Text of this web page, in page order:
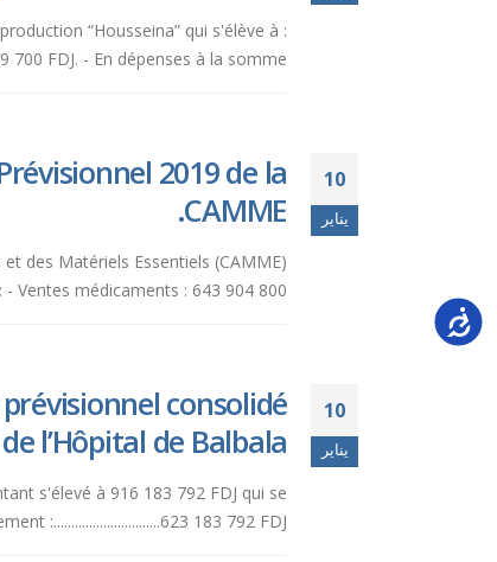
“Housseina” qui s'élève à :
FDJ. - En dépenses à la somme...
10
يناير
2019 de la
CAMME.
des Matériels Essentiels (CAMME)
Ventes médicaments : 643 904 800...
10
يناير
consolidé
l’Hôpital de Balbala.
s'élevé à 916 183 792 FDJ qui se
:..............................623 183 792 FDJ...